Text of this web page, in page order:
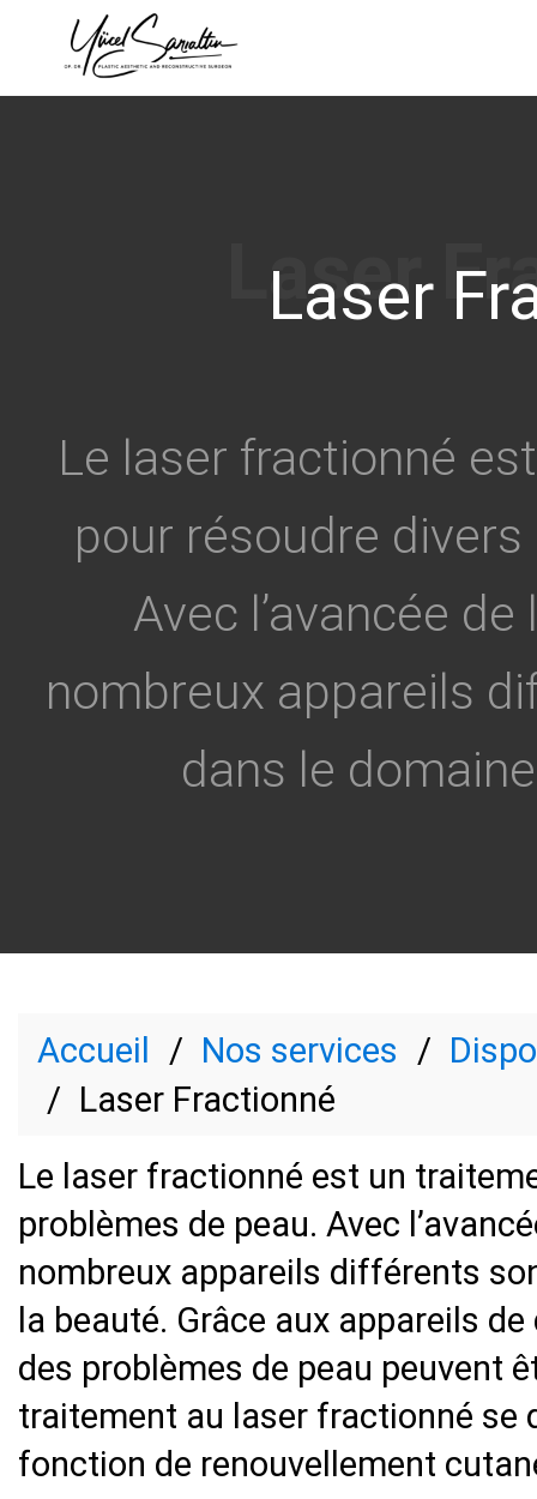
Laser
Le laser fractionné
pour résoudre
Avec l’avancée
nombreux appareils
dans le
Accueil Nos services
Laser Fractionné
Le laser fractionné est un
problèmes de peau. Avec
nombreux appareils différents
la beauté. Grâce aux appareils
des problèmes de peau peuvent
traitement au laser fractionné se
fonction de renouvellement